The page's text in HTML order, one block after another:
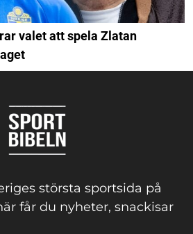
valet att spela Zlatan
största sportsida på
får du nyheter, snackisar